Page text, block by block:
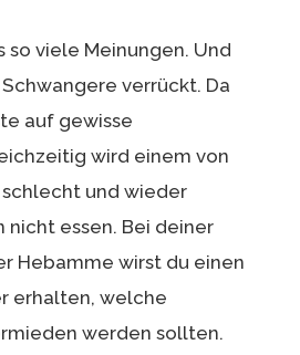
so viele Meinungen. Und
verrückt. Da
auf gewisse
wird einem von
und wieder
nicht essen. Bei deiner
Hebamme wirst du einen
erhalten, welche
werden sollten.